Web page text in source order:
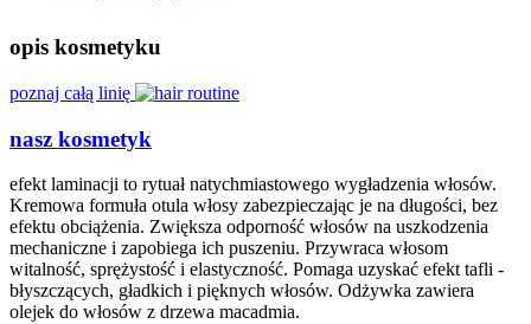
opis kosmetyku
poznaj całą linię
nasz kosmetyk
efekt laminacji to rytuał natychmiastowego wygładzenia włosów.
Kremowa formuła otula włosy zabezpieczając je na długości, bez
efektu obciążenia. Zwiększa odporność włosów na uszkodzenia
mechaniczne i zapobiega ich puszeniu. Przywraca włosom
witalność, sprężystość i elastyczność. Pomaga uzyskać efekt tafli -
błyszczących, gładkich i pięknych włosów. Odżywka zawiera
olejek do włosów z drzewa macadmia.